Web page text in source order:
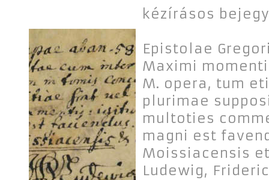
kézírásos
Epistolae
Maximi
M. opera, tum
plurimae
multoties
magni est
Moissiacensis et
Ludewig,